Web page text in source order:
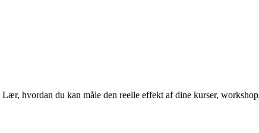
hvordan du kan måle den reelle effekt af dine kurser,